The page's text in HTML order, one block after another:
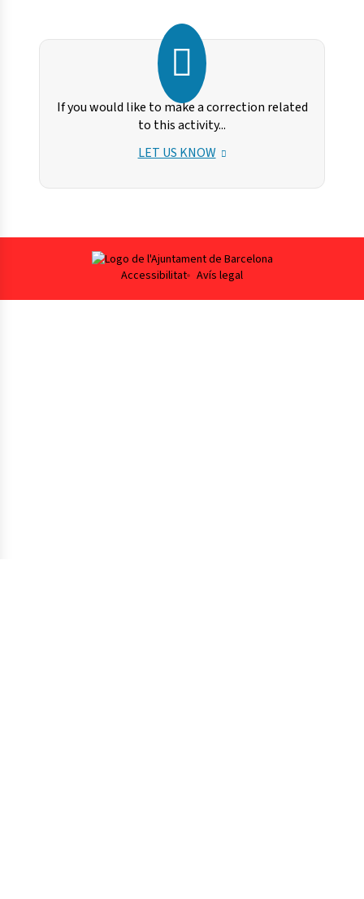
If you would like to make a correction related
to this activity...
LET US KNOW
Accessibilitat Avís legal